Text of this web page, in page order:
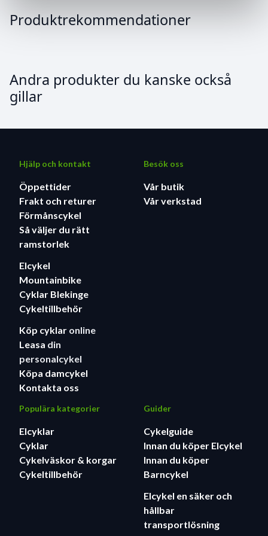
Produktrekommendationer
Andra produkter du kanske också
gillar
Hjälp och kontakt
Öppettider
Frakt och returer
Förmånscykel
Så väljer du rätt
ramstorlek
Elcykel
Mountainbike
Cyklar Blekinge
Cykeltillbehör
Köp cyklar online
Leasa din
personalcykel
Köpa damcykel
Kontakta oss
Besök oss
Vår butik
Vår verkstad
Populära kategorier
Elcyklar
Cyklar
Cykelväskor & korgar
Cykeltillbehör
Guider
Cykelguide
Innan du köper Elcykel
Innan du köper
Barncykel
Elcykel en säker och
hållbar
transportlösning